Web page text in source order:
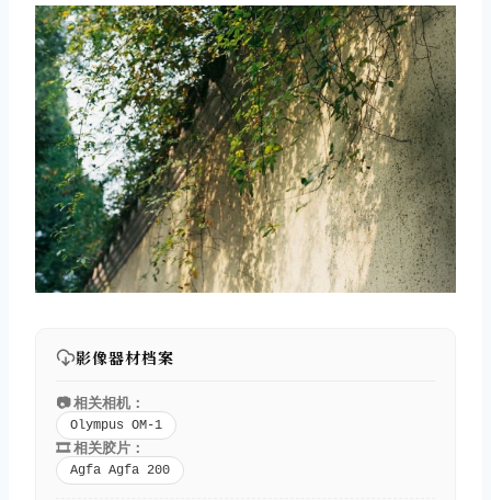
影像器材档案
📷 相关相机：
Olympus OM-1
🎞️ 相关胶片：
Agfa Agfa 200